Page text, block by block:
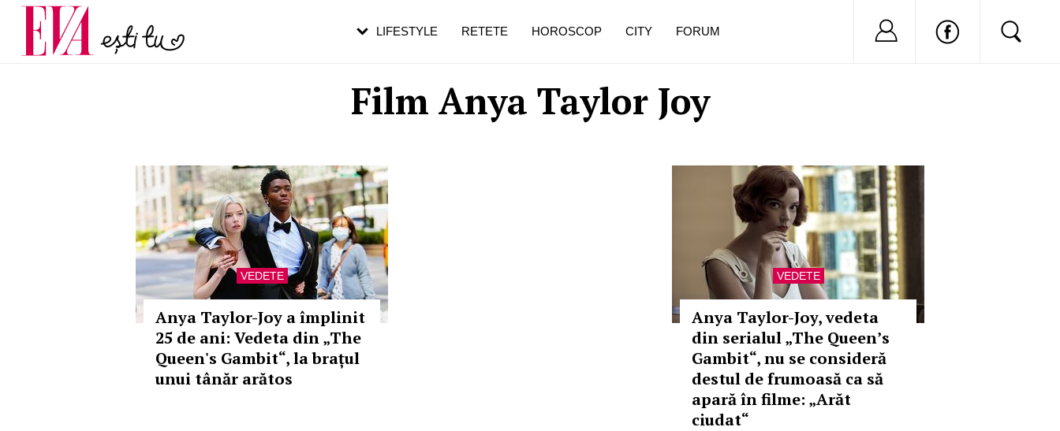
Film Anya Taylor Joy
VEDETE
Anya Taylor-Joy a împlinit
25 de ani: Vedeta din „The
Queen's Gambit“, la brațul
unui tânăr arătos
VEDETE
Anya Taylor-Joy, vedeta
din serialul „The Queen’s
Gambit“, nu se consideră
destul de frumoasă ca să
apară în filme: „Arăt
ciudat“
LIFESTYLE RETETE HOROSCOP CITY FORUM Nu ai cont?
Carieră
Actualitate
pe măsură ce înaintezi în vârstă
de dureroasă este investigația